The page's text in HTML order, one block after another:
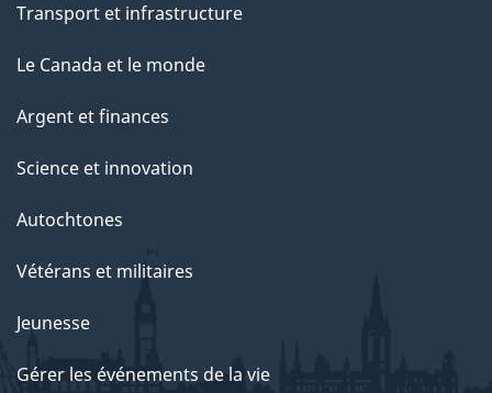
Transport et infrastructure
Le Canada et le monde
Argent et finances
Science et innovation
Autochtones
Vétérans et militaires
Jeunesse
Gérer les événements de la vie